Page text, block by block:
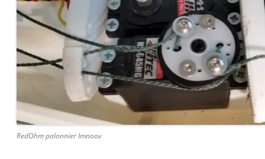
RedOhm palonnier Imnoov